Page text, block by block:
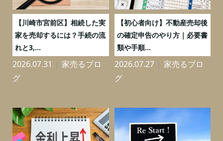
【川崎市宮前区】相続した実
家を売却するには？手続の流
れと3,...
2026.07.31
家売るブロ
グ
【初心者向け】不動産売却後
の確定申告のやり方｜必要書
類や手順...
2026.07.27
家売るブロ
グ